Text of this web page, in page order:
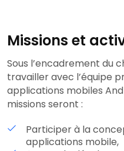
Missions et
Sous l’encadrement du
travailler avec l’équipe
applications mobiles
missions seront :
Participer à la
applications mobile,